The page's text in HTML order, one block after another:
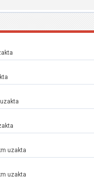
uzakta
uzakta